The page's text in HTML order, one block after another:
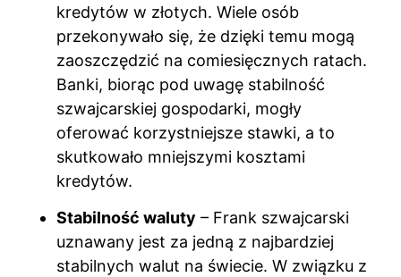
kredytów w złotych. Wiele osób
przekonywało się, że dzięki temu mogą
zaoszczędzić na comiesięcznych ratach.
Banki, biorąc pod uwagę stabilność
szwajcarskiej gospodarki, mogły
oferować korzystniejsze stawki, a to
skutkowało mniejszymi kosztami
kredytów.
Stabilność waluty – Frank szwajcarski
uznawany jest za jedną z najbardziej
stabilnych walut na świecie. W związku z